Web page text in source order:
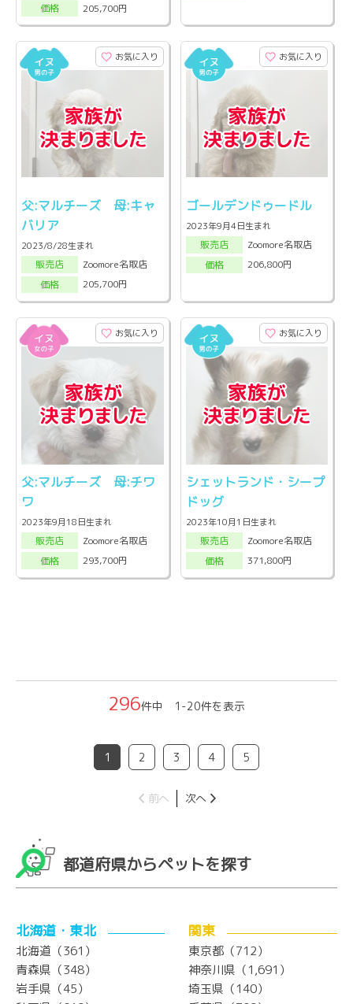
価格
205,700円
お気に入り
父:マルチーズ 母:キャ
バリア
2023/8/28生まれ
販売店
Zoomore名取店
価格
205,700円
お気に入り
ゴールデンドゥードル
2023年9月4日生まれ
販売店
Zoomore名取店
価格
206,800円
お気に入り
父:マルチーズ 母:チワ
ワ
2023年9月18日生まれ
販売店
Zoomore名取店
価格
293,700円
お気に入り
シェットランド・シープ
ドッグ
2023年10月1日生まれ
販売店
Zoomore名取店
価格
371,800円
296件中 1-20件を表示
1 2 3 4 5
前へ 次へ
都道府県からペットを探す
北海道・東北
北海道（361）
青森県（348）
岩手県（45）
関東
東京都（712）
神奈川県（1,691）
埼玉県（140）